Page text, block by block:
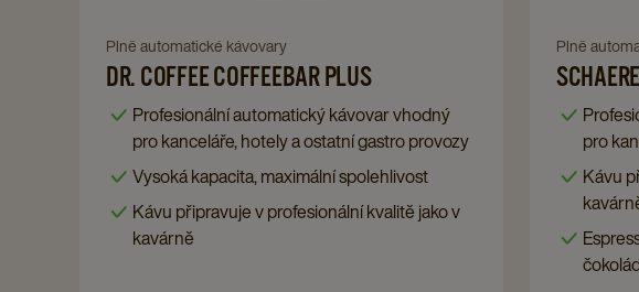
Navigate
to
DR.
COFFEE
Coffeebar
details
Plně automatické kávovary
DR. COFFEE COFFEEBAR PLUS
Profesionální automatický kávovar vhodný
pro kanceláře, hotely a ostatní gastro provozy
Vysoká kapacita, maximální spolehlivost
Kávu připravuje v profesionální kvalitě jako v
kavárně
Navigate
to
Schaerer
Soul
Self
Service
details
page
Plně
pro
Kávu